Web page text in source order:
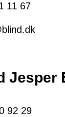
11 67
Jesper
92 29